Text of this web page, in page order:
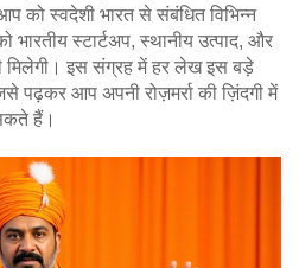
को स्वदेशी भारत से संबंधित विभिन्न
भारतीय स्टार्टअप, स्थानीय उत्पाद, और
मिलेगी। इस संग्रह में हर लेख इस बड़े
पढ़कर आप अपनी रोज़मर्रा की ज़िंदगी में
हैं।